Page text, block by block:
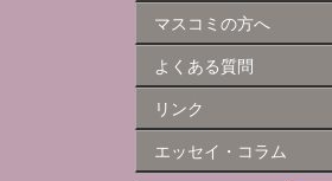
マスコミの方へ
よくある質問
リンク
エッセイ・コラム